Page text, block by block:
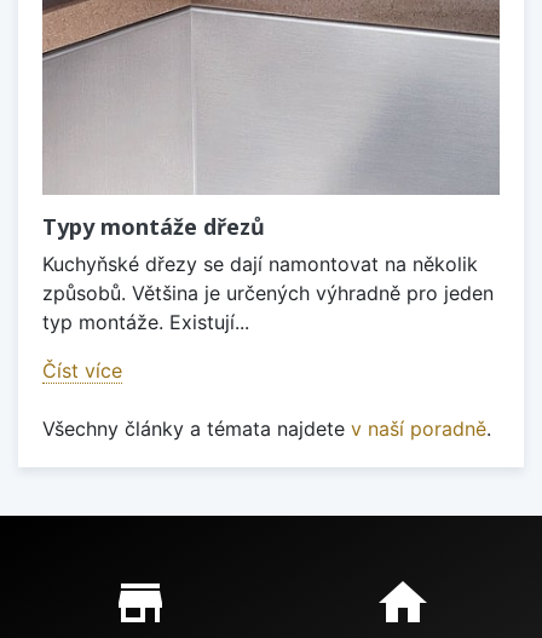
Typy montáže dřezů
Kuchyňské dřezy se dají namontovat na několik
způsobů. Většina je určených výhradně pro jeden
typ montáže. Existují...
Číst více
Všechny články a témata najdete v naší poradně.
Proč nakupovat u nás?
store_mall_directory home